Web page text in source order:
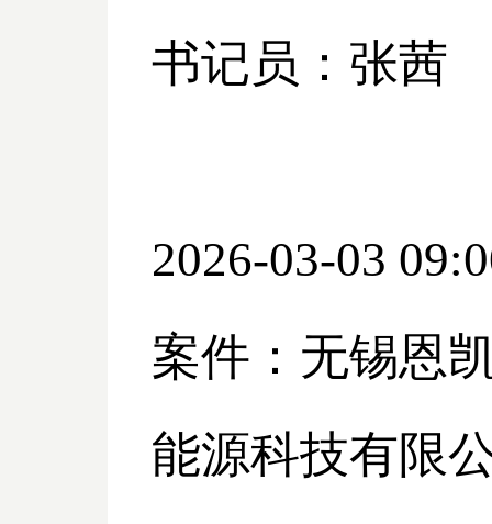
书记员：张茜
2026-03-03
案件：无锡恩
能源科技有限